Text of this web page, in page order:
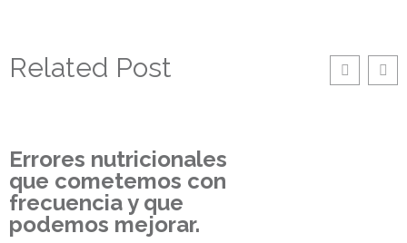
Related Post
Errores nutricionales
que cometemos con
frecuencia y que
podemos mejorar.